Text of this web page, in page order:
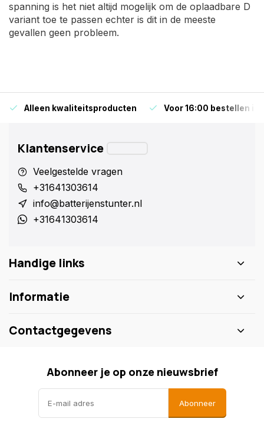
spanning is het niet altijd mogelijk om de oplaadbare D
variant toe te passen echter is dit in de meeste
gevallen geen probleem.
Alleen kwaliteitsproducten Voor 16:00 bestellen is
Klantenservice
Veelgestelde vragen
+31641303614
info@batterijenstunter.nl
+31641303614
Handige links
Informatie
Contactgegevens
Abonneer je op onze nieuwsbrief
Abonneer